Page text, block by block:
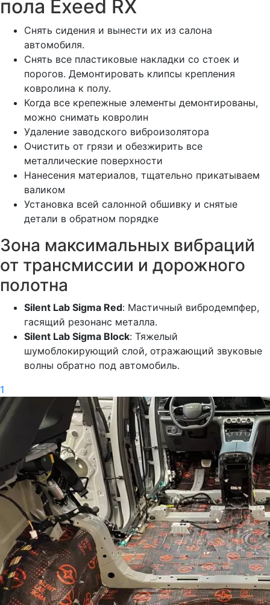
пола Exeed RX
Снять сидения и вынести их из салона
автомобиля.
Снять все пластиковые накладки со стоек и
порогов. Демонтировать клипсы крепления
ковролина к полу.
Когда все крепежные элементы демонтированы,
можно снимать ковролин
Удаление заводского виброизолятора
Очистить от грязи и обезжирить все
металлические поверхности
Нанесения материалов, тщательно прикатываем
валиком
Установка всей салонной обшивку и снятые
детали в обратном порядке
Зона максимальных вибраций
от трансмиссии и дорожного
полотна
Silent Lab Sigma Red: Мастичный вибродемпфер,
гасящий резонанс металла.
Silent Lab Sigma Block: Тяжелый
шумоблокирующий слой, отражающий звуковые
волны обратно под автомобиль.
1